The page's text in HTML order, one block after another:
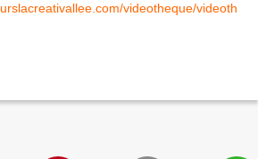
videotheque/videoth